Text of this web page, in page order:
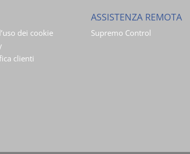
dei cookie
clienti
ASSISTENZA REMOTA
Supremo Control